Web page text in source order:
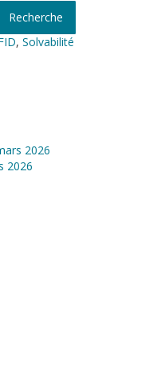
, Solvabilité
2026
2026